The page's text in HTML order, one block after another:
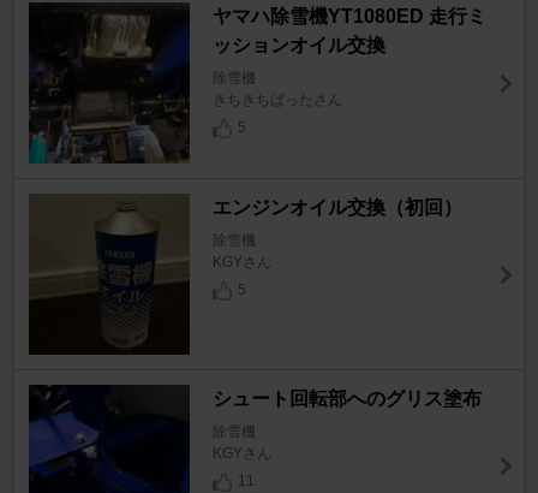
ヤマハ除雪機YT1080ED 走行ミ
ッションオイル交換
除雪機
きちきちばったさん
5
エンジンオイル交換（初回）
除雪機
KGYさん
5
シュート回転部へのグリス塗布
除雪機
KGYさん
11